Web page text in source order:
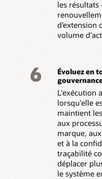
les résultats
d’extension
volume
6
Évoluez en
L'exécution
lorsqu'elle
maintient
aux
marque,
et à la
traçabilité
déplacer
le système